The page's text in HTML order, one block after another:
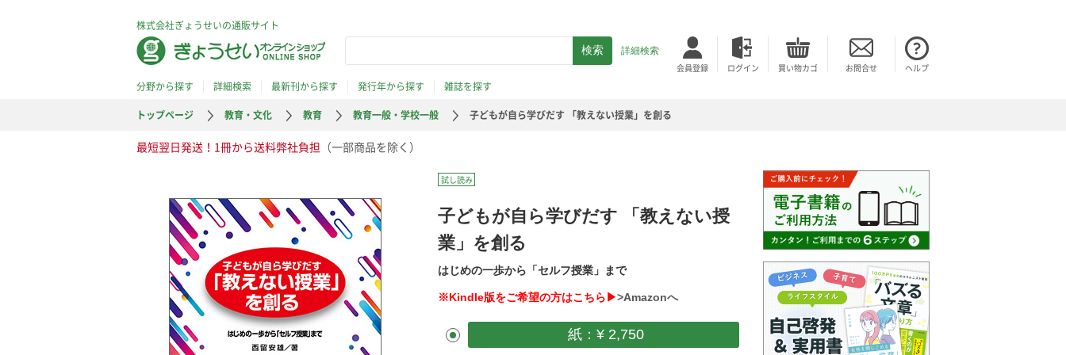
株式会社ぎょうせいの通販サイト
詳細検索
会員登録 ログイン 買い物カゴ お問合せ ヘルプ
分野から探す 詳細検索 最新刊から探す 発行年から探す
雑誌を探す
トップページ
教育・文化 教育 教育一般・学校一般 子どもが自ら学びだす 「教えない授業」を創る
最短翌日発送！1冊から送料弊社負担 （一部商品を除く）
試し読み
子どもが自ら学びだす 「教えない授
業」を創る
はじめの一歩から「セルフ授業」まで
※Kindle版をご希望の方はこちら▶>Amazonへ
紙：¥ 2,750